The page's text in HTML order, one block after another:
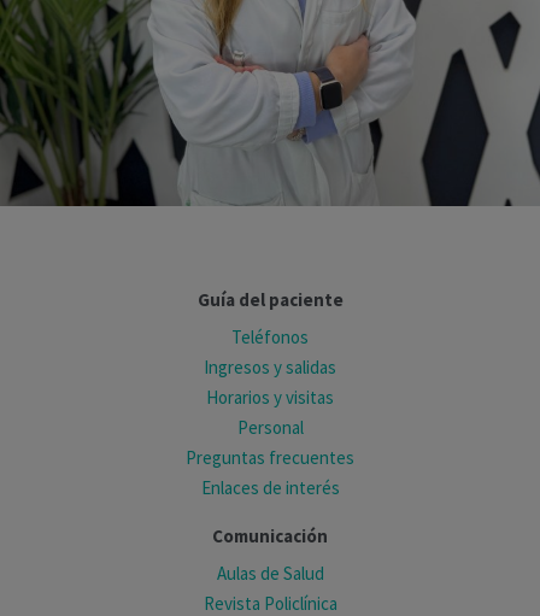
Guía del paciente
Teléfonos
Ingresos y salidas
Horarios y visitas
Personal
Preguntas frecuentes
Enlaces de interés
Comunicación
Aulas de Salud
Revista Policlínica